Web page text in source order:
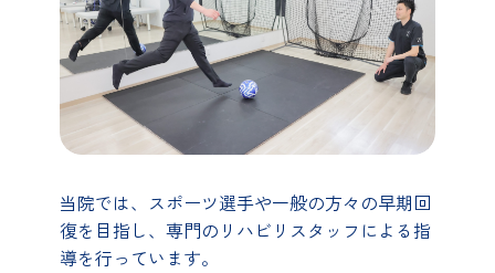
当院では、スポーツ選手や一般の方々の早期回
復を目指し、専門のリハビリスタッフによる指
導を行っています。